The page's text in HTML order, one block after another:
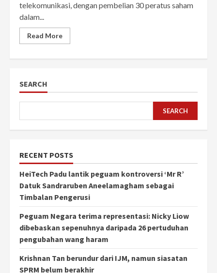
telekomunikasi, dengan pembelian 30 peratus saham
dalam...
Read More
SEARCH
SEARCH
RECENT POSTS
HeiTech Padu lantik peguam kontroversi ‘Mr R’
Datuk Sandraruben Aneelamagham sebagai
Timbalan Pengerusi
Peguam Negara terima representasi: Nicky Liow
dibebaskan sepenuhnya daripada 26 pertuduhan
pengubahan wang haram
Krishnan Tan berundur dari IJM, namun siasatan
SPRM belum berakhir